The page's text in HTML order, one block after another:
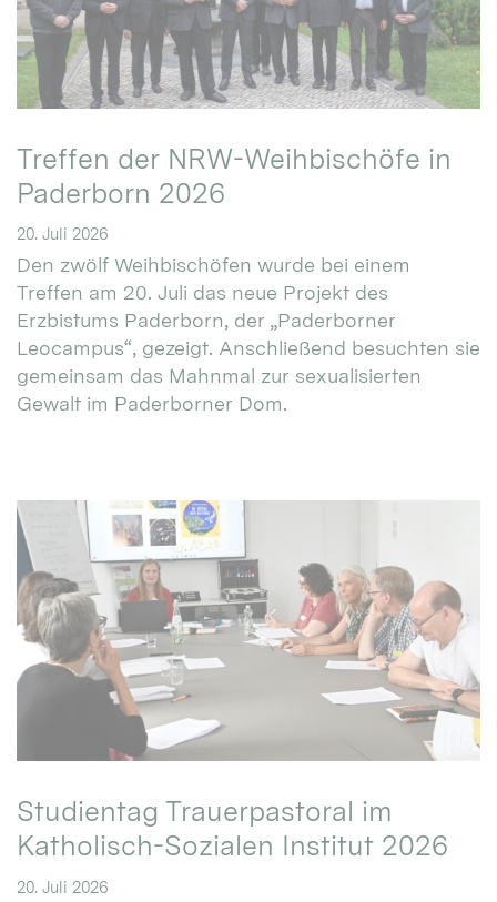
Treffen der NRW-Weihbischöfe in
Paderborn 2026
20. Juli 2026
Den zwölf Weihbischöfen wurde bei einem
Treffen am 20. Juli das neue Projekt des
Erzbistums Paderborn, der „Paderborner
Leocampus“, gezeigt. Anschließend besuchten sie
gemeinsam das Mahnmal zur sexualisierten
Gewalt im Paderborner Dom.
Studientag Trauerpastoral im
Katholisch-Sozialen Institut 2026
20. Juli 2026